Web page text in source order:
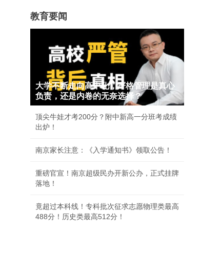
教育要闻
大学不断走向高中化，严格管理是真心
负责，还是内卷的无奈选择？
顶尖牛娃才考200分？附中新高一分班考成绩
出炉！
南京家长注意：《入学通知书》领取公告！
重磅官宣！南京超级民办开新公办，正式挂牌
落地！
竟超过本科线！专科批次征求志愿物理类最高
488分！历史类最高512分！